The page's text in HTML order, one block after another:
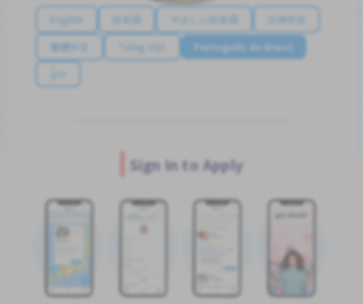
English 日本語 やさしい日本語
简体中文
繁體中文
Tiếng Việt
Português do Brasil
န်မာ
Sign In to Apply